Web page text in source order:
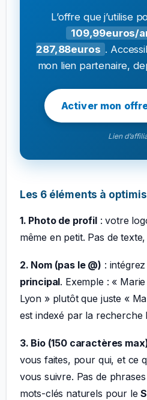
L’offre que j’utilise
109,99euros/
287,88euros .
mon lien partenaire,
Activer mon
Lien
Les 6 éléments à
1. Photo de profil: votre
même en petit. Pas de
2. Nom (pas le @) :
principal. Exemple : «
Lyon » plutôt que juste «
est indexé par la recherche
3. Bio (150 caractères
vous faites, pour qui, et ce
vous suivre. Pas de
mots-clés naturels pour le